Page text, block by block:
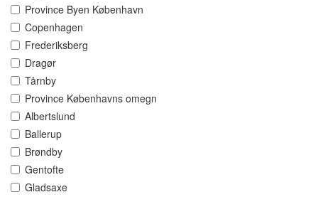
Province Byen København
Copenhagen
Frederiksberg
Dragør
Tårnby
Province Københavns omegn
Albertslund
Ballerup
Brøndby
Gentofte
Gladsaxe